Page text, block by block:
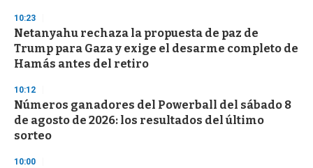
10:23
Netanyahu rechaza la propuesta de paz de
Trump para Gaza y exige el desarme completo de
Hamás antes del retiro
10:12
Números ganadores del Powerball del sábado 8
de agosto de 2026: los resultados del último
sorteo
10:00